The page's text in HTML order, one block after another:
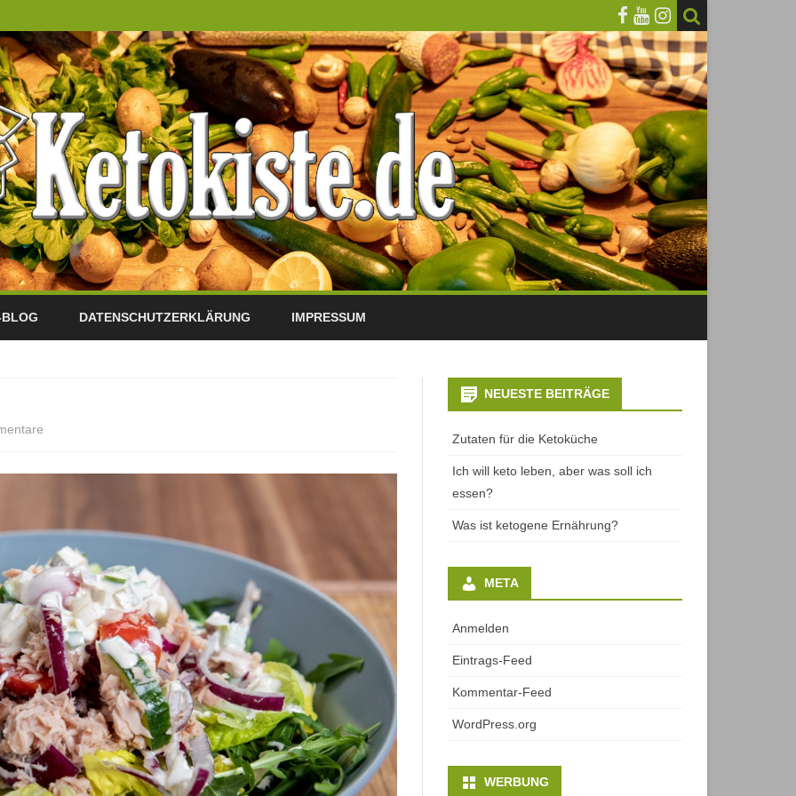
to
DATENSCHUTZERKLÄRUNG IMPRESSUM
NEUESTE BEITRÄGE
Zutaten für die Ketoküche
Ich will keto leben, aber was soll ich
essen?
Was ist ketogene Ernährung?
META
Anmelden
Eintrags-Feed
Kommentar-Feed
WordPress.org
WERBUNG